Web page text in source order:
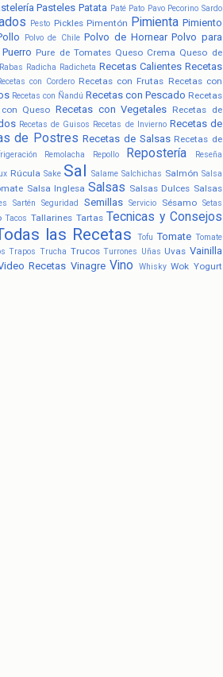
Pasteles Patata Paté Pato Pavo Pecorino Sardo
Pesto Pickles Pimentón Pimienta Pimiento
Polvo de Chile Polvo de Hornear Polvo para
Puerro Pure de Tomates Queso Crema Queso de
Rabas Radicha Radicheta Recetas Calientes Recetas
con Cordero Recetas con Frutas Recetas con
Recetas con Ñandú Recetas con Pescado Recetas
Queso Recetas con Vegetales Recetas de
Recetas de Guisos Recetas de Invierno Recetas de
de Postres Recetas de Salsas Recetas de
Remolacha Repollo Repostería Reseña
Rúcula Sake Sal Salame Salchichas Salmón Salsa
Salsa Inglesa Salsas Salsas Dulces Salsas
Sartén Seguridad Semillas Servicio Sésamo Setas
Tacos Tallarines Tartas Tecnicas y Consejos
las Recetas Tofu Tomate Tomate
Trapos Trucha Trucos Turrones Uñas Uvas Vainilla
Recetas Vinagre Vino Whisky Wok Yogurt